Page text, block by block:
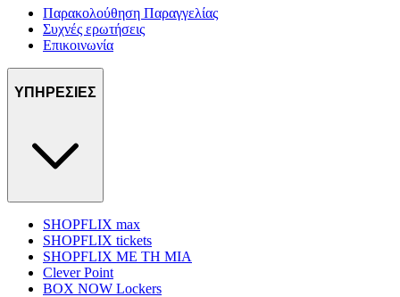
Παρακολούθηση Παραγγελίας
Συχνές ερωτήσεις
Επικοινωνία
ΥΠΗΡΕΣΙΕΣ
SHOPFLIX max
SHOPFLIX tickets
SHOPFLIX ΜΕ ΤΗ ΜΙΑ
Clever Point
BOX NOW Lockers